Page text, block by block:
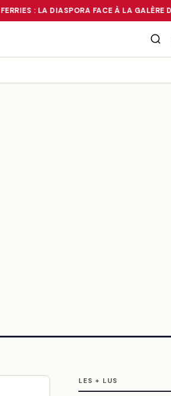
: LA DIASPORA FACE À LA GALÈRE
FERRIES : LA DIASPORA FACE À LA
LES + LUS